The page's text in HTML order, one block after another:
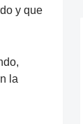
y que
la